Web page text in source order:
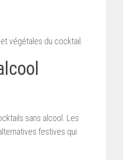
végétales du cocktail.
sans alcool. Les
festives qui